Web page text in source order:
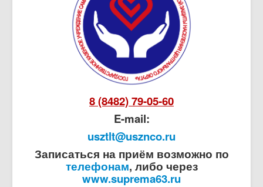
8 (8482) 79-05-60
E-mail:
usztlt@usznco.ru
Записаться на приём возможно по
телефонам, либо через
www.suprema63.ru